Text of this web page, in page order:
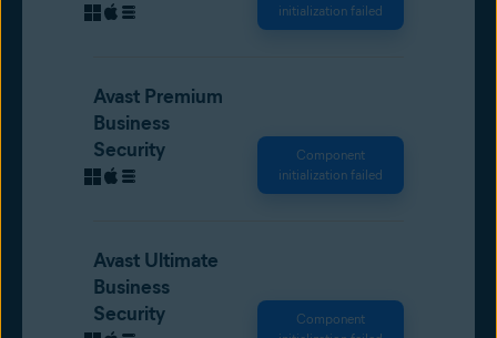
initialization failed
Avast Premium
Business
Security
Component
initialization failed
Avast Ultimate
Business
Security
Component